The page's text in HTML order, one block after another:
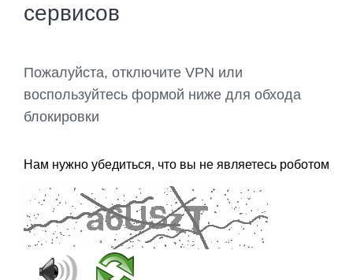
сервисов
Пожалуйста, отключите VPN или
воспользуйтесь формой ниже для обхода
блокировки
Нам нужно убедиться, что вы не являетесь роботом